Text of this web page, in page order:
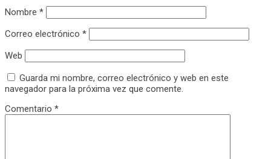
Nombre *
Correo electrónico *
Web
Guarda mi nombre, correo electrónico y web en este
navegador para la próxima vez que comente.
Comentario *